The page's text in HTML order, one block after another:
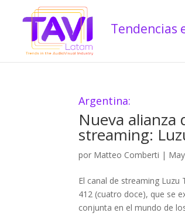
Argentina:
Nueva alianza
streaming:
por Matteo Comberti |
El canal de streaming
412 (cuatro doce), que se
conjunta en el mundo de